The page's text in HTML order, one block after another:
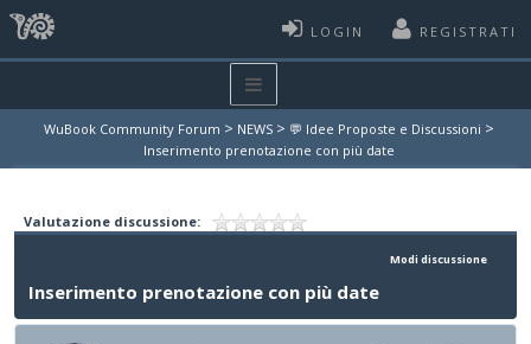
LOGIN REGISTRATI
WuBook Community Forum > NEWS > 💬 Idee Proposte e Discussioni >
Inserimento prenotazione con più date
Valutazione discussione:
Modi discussione
Inserimento prenotazione con più date